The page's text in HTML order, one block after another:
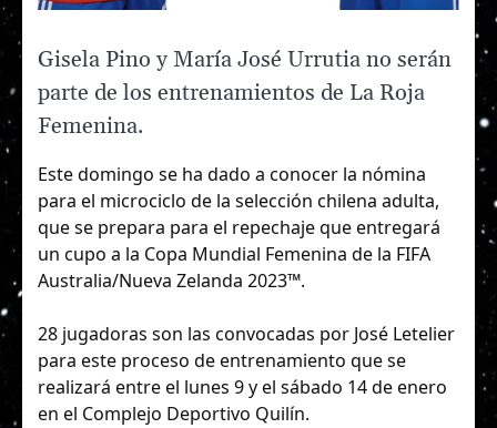
Gisela Pino y María José Urrutia no serán
parte de los entrenamientos de La Roja
Femenina.
Este domingo se ha dado a conocer la nómina
para el microciclo de la selección chilena adulta,
que se prepara para el repechaje que entregará
un cupo a la Copa Mundial Femenina de la FIFA
Australia/Nueva Zelanda 2023™.
28 jugadoras son las convocadas por José Letelier
para este proceso de entrenamiento que se
realizará entre el lunes 9 y el sábado 14 de enero
en el Complejo Deportivo Quilín.